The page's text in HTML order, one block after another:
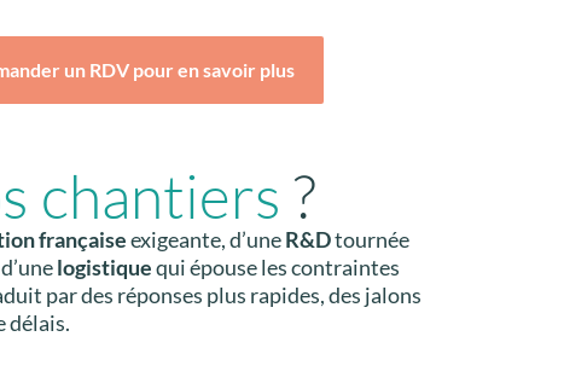
un RDV pour en savoir plus
chantiers ?
françaiseexigeante, d’uneR&Dtournée
logistiquequi épouse les contraintes
par des réponses plus rapides, des jalons
délais.